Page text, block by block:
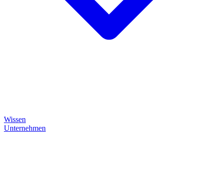
Wissen
Unternehmen